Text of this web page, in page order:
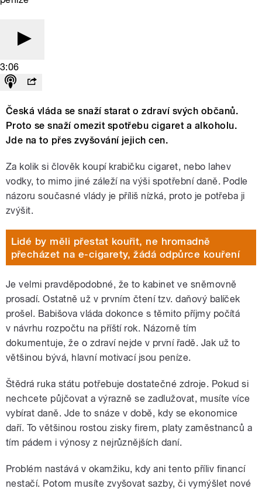
3:06
Česká vláda se snaží starat o zdraví svých občanů.
Proto se snaží omezit spotřebu cigaret a alkoholu.
Jde na to přes zvyšování jejich cen.
Za kolik si člověk koupí krabičku cigaret, nebo lahev
vodky, to mimo jiné záleží na výši spotřební daně. Podle
názoru současné vlády je příliš nízká, proto je potřeba ji
zvýšit.
Lidé by měli přestat kouřit, ne hromadně
přecházet na e-cigarety, žádá odpůrce kouření
Je velmi pravděpodobné, že to kabinet ve sněmovně
prosadí. Ostatně už v prvním čtení tzv. daňový balíček
prošel. Babišova vláda dokonce s těmito příjmy počítá
v návrhu rozpočtu na příští rok. Názorně tím
dokumentuje, že o zdraví nejde v první řadě. Jak už to
většinou bývá, hlavní motivací jsou peníze.
Štědrá ruka státu potřebuje dostatečné zdroje. Pokud si
nechcete půjčovat a výrazně se zadlužovat, musíte více
vybírat daně. Jde to snáze v době, kdy se ekonomice
daří. To většinou rostou zisky firem, platy zaměstnanců a
tím pádem i výnosy z nejrůznějších daní.
Problém nastává v okamžiku, kdy ani tento příliv financí
nestačí. Potom musíte zvyšovat sazby, či vymýšlet nové